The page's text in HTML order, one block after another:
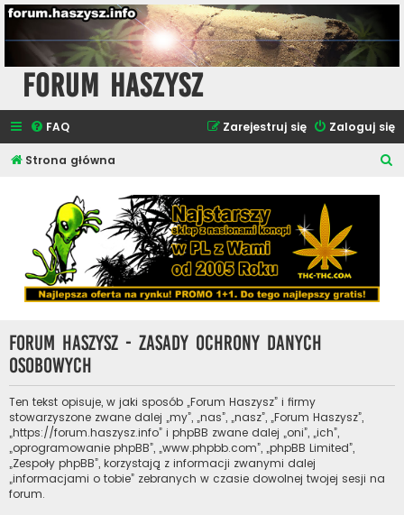
Forum Haszysz
FAQ Zaloguj się
Zarejestruj się
Strona główna
Forum Haszysz - Zasady ochrony danych
osobowych
Ten tekst opisuje, w jaki sposób „Forum Haszysz” i firmy
stowarzyszone zwane dalej „my”, „nas”, „nasz”, „Forum Haszysz”,
„https://forum.haszysz.info” i phpBB zwane dalej „oni”, „ich”,
„oprogramowanie phpBB”, „www.phpbb.com”, „phpBB Limited”,
„Zespoły phpBB”, korzystają z informacji zwanymi dalej
„informacjami o tobie” zebranych w czasie dowolnej twojej sesji na
forum.